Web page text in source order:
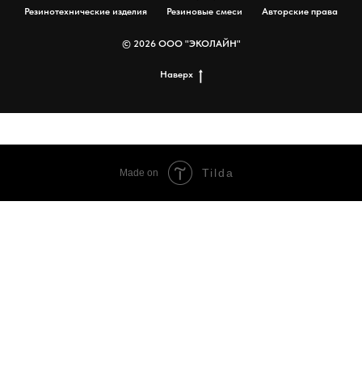
Резинотехнические изделия
Резиновые смеси Авторские права
© 2026 ООО "ЭКОЛАЙН"
Наверх
Made on Tilda